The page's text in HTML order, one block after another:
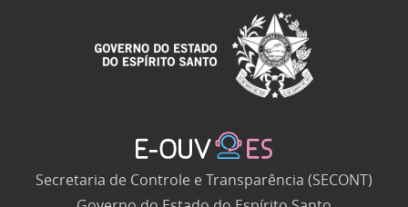
Secretaria de Controle e Transparência (SECONT)